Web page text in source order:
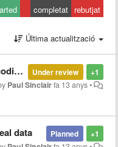
completat rebutjat
Última actualització
+1
Under review
Paul Sinclairfa 13 anys•
+1
Planned
data